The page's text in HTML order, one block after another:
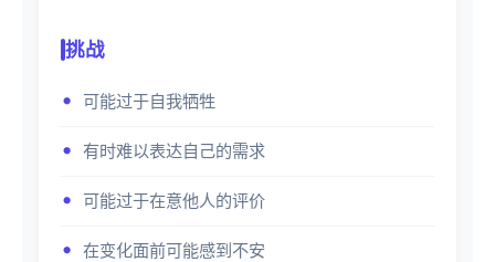
挑战
可能过于自我牺牲
有时难以表达自己的需求
可能过于在意他人的评价
在变化面前可能感到不安